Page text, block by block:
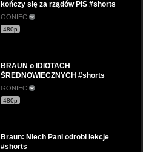
kończy się za rządów PiS #shorts
GONIEC
480p
BRAUN o IDIOTACH
ŚREDNOWIECZNYCH #shorts
GONIEC
480p
Braun: Niech Pani odrobi lekcje
#shorts